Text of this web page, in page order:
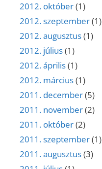
2012. október(1)
2012. szeptember(1)
2012. augusztus(1)
2012. július(1)
2012. április(1)
2012. március(1)
2011. december(5)
2011. november(2)
2011. október(2)
2011. szeptember(1)
2011. augusztus(3)